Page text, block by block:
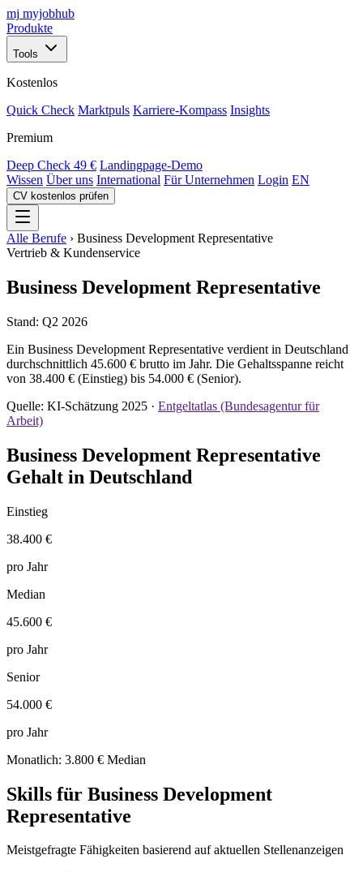
mj myjobhub
Produkte
Tools
Kostenlos
Quick Check Marktpuls Karriere-Kompass Insights
Premium
Deep Check 49 € Landingpage-Demo
Wissen Über uns International Für Unternehmen Login EN
CV kostenlos prüfen
Alle Berufe › Business Development Representative
Vertrieb & Kundenservice
Business Development Representative
Stand: Q2 2026
Ein Business Development Representative verdient in Deutschland
durchschnittlich 45.600 € brutto im Jahr. Die Gehaltsspanne reicht
von 38.400 € (Einstieg) bis 54.000 € (Senior).
Quelle: KI-Schätzung 2025 · Entgeltatlas (Bundesagentur für
Arbeit)
Business Development Representative
Gehalt in Deutschland
Einstieg
38.400 €
pro Jahr
Median
45.600 €
pro Jahr
Senior
54.000 €
pro Jahr
Monatlich: 3.800 € Median
Skills für Business Development
Representative
Meistgefragte Fähigkeiten basierend auf aktuellen Stellenanzeigen